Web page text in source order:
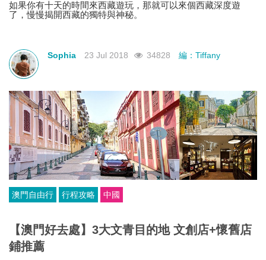
如果你有十天的時間來西藏遊玩，那就可以來個西藏深度遊
了，慢慢揭開西藏的獨特與神秘。
Sophia 23 Jul 2018 34828 編：Tiffany
澳門自由行 行程攻略 中國
【澳門好去處】3大文青目的地 文創店+懷舊店
鋪推薦